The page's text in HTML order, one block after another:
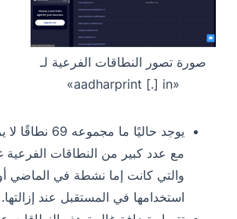
صورة تصور النطاقات الفرعية لـ
«aadharprint [.] in»
يوجد حاليًا ما
مع عدد كبير من النطاقات الفرعية
والتي كانت إما نشطة في الماضي
استخدامها في المستقبل عند إزالتها.